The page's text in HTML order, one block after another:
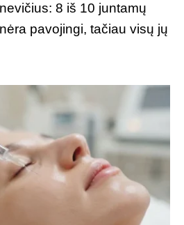
8 iš 10 juntamų
pavojingi, tačiau visų jų